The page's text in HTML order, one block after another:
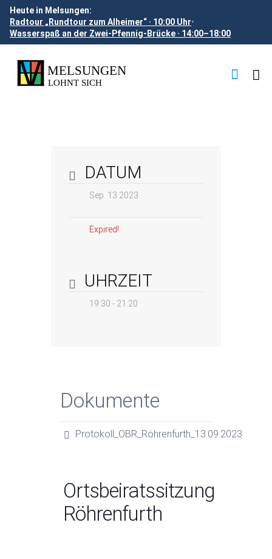
Heute in Melsungen:
Radtour „Rundtour zum Alheimer“ · 10:00 Uhr•
Wasserspaß an der Zwei-Pfennig-Brücke · 14:00–18:00
DATUM
Sep. 13 2023
Expired!
UHRZEIT
19:30 - 21:20
Dokumente
Protokoll_OBR_Röhrenfurth_13.09.2023
Ortsbeiratssitzung
Röhrenfurth